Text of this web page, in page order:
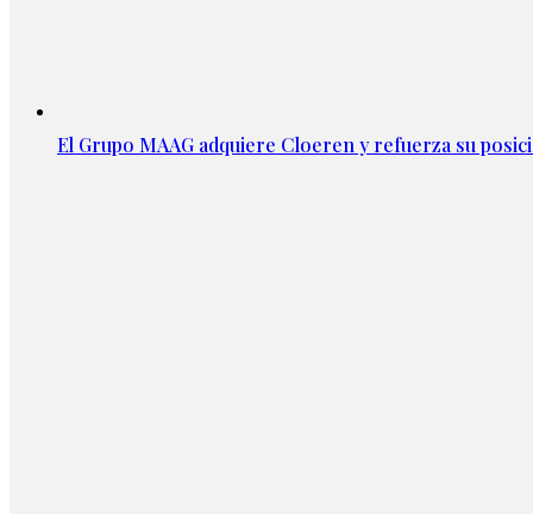
El Grupo MAAG adquiere Cloeren y refuerza su